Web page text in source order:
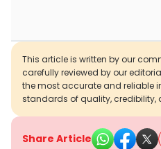
This article is written by our
carefully reviewed by our
the most accurate and reliable
standards of quality, credibility,
Share Article